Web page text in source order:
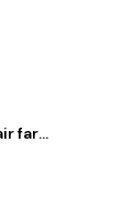
inDrive. Rides with fair fares